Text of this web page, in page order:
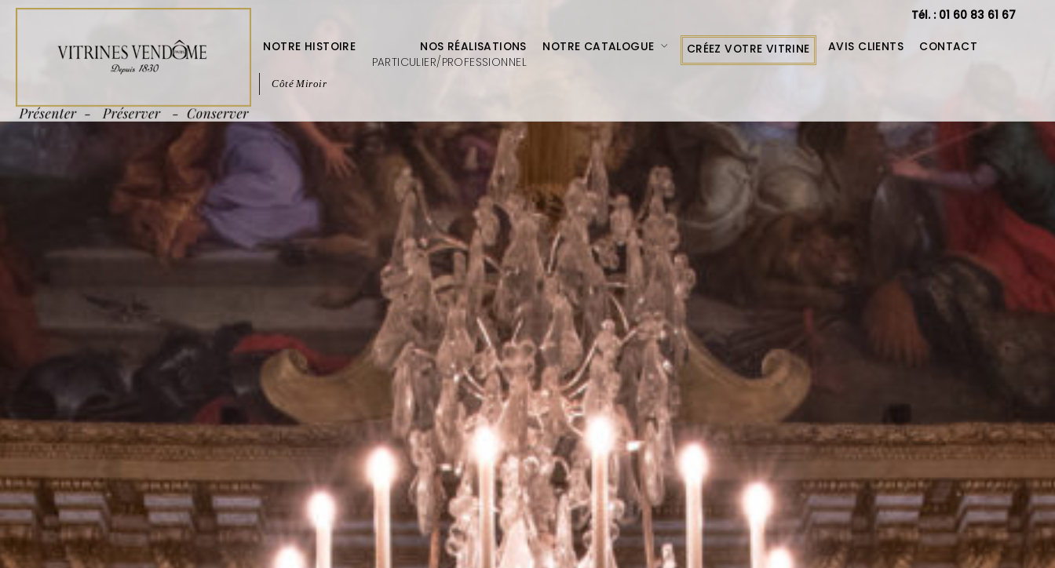
Tél. : 01 60 83 61 67
NOTRE HISTOIRE
NOS RÉALISATIONS
PARTICULIER/PROFESSIONNEL
NOTRE CATALOGUE CRÉEZ VOTRE VITRINE AVIS CLIENTS CONTACT
Côté Miroir